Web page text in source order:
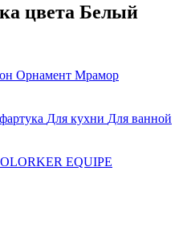
цвета Белый
Орнамент Мрамор
Для кухни Для ванной
EQUIPE